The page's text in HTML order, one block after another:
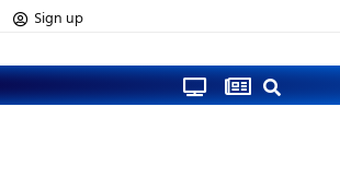
Sign up